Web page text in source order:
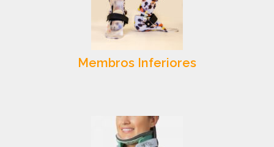
Membros Inferiores